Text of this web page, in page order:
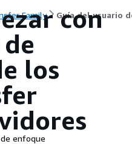
Family Guía del usuario
con
los
enfoque